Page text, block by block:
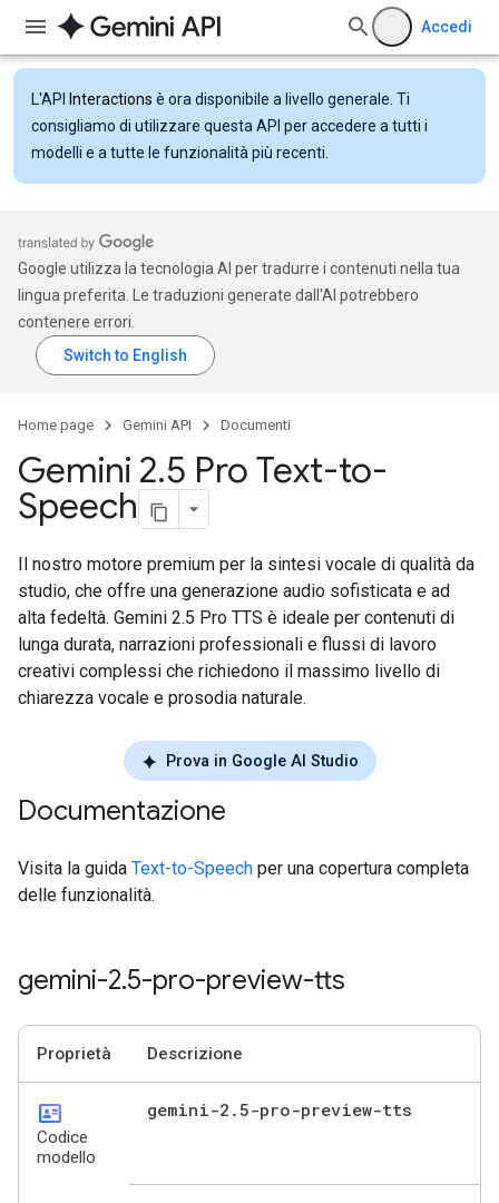
Accedi
L'API Interactions è ora disponibile a livello generale. Ti
consigliamo di utilizzare questa API per accedere a tutti i
modelli e a tutte le funzionalità più recenti.
Google utilizza la tecnologia AI per tradurre i contenuti nella tua
lingua preferita. Le traduzioni generate dall'AI potrebbero
contenere errori.
Home page Gemini API Documenti
Gemini 2.5 Pro Text-to-
Speech
Il nostro motore premium per la sintesi vocale di qualità da
studio, che offre una generazione audio sofisticata e ad
alta fedeltà. Gemini 2.5 Pro TTS è ideale per contenuti di
lunga durata, narrazioni professionali e flussi di lavoro
creativi complessi che richiedono il massimo livello di
chiarezza vocale e prosodia naturale.
Prova in Google AI Studio
Documentazione
Visita la guida Text-to-Speech per una copertura completa
delle funzionalità.
gemini-2.5-pro-preview-tts
Proprietà Descrizione
id_card
Codice
modello
gemini-2 .5-pro-preview-tts